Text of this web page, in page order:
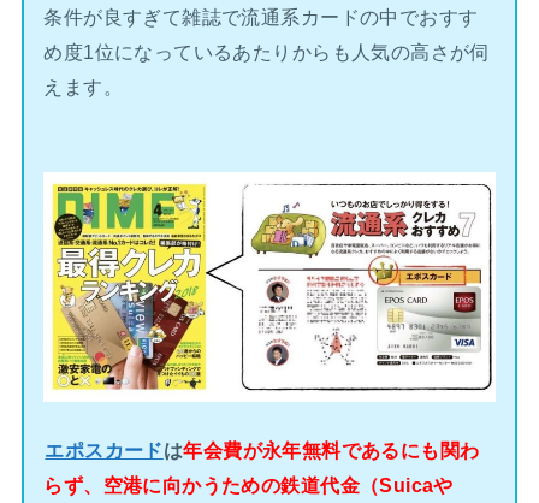
条件が良すぎて雑誌で流通系カードの中でおすす
め度1位になっているあたりからも人気の高さが伺
えます。
エポスカードは年会費が永年無料であるにも関わ
らず、空港に向かうための鉄道代金（Suicaや